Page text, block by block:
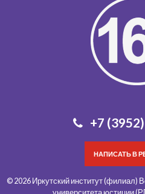
+7
НАПИСАТЬ В
© 2026 Иркутский институт (филиал)